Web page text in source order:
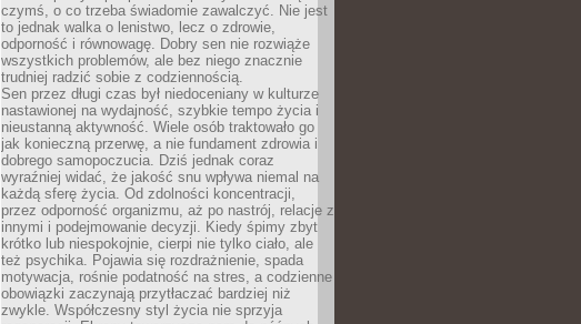
czymś, o co trzeba świadomie zawalczyć. Nie jest
to jednak walka o lenistwo, lecz o zdrowie,
odporność i równowagę. Dobry sen nie rozwiąże
wszystkich problemów, ale bez niego znacznie
trudniej radzić sobie z codziennością.
Sen przez długi czas był niedoceniany w kulturze
nastawionej na wydajność, szybkie tempo życia i
nieustanną aktywność. Wiele osób traktowało go
jak konieczną przerwę, a nie fundament zdrowia i
dobrego samopoczucia. Dziś jednak coraz
wyraźniej widać, że jakość snu wpływa niemal na
każdą sferę życia. Od zdolności koncentracji,
przez odporność organizmu, aż po nastrój, relacje z
innymi i podejmowanie decyzji. Kiedy śpimy zbyt
krótko lub niespokojnie, cierpi nie tylko ciało, ale
też psychika. Pojawia się rozdrażnienie, spada
motywacja, rośnie podatność na stres, a codzienne
obowiązki zaczynają przytłaczać bardziej niż
zwykle. Współczesny styl życia nie sprzyja